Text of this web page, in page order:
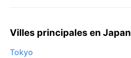
Villes principales en Japan
Tokyo